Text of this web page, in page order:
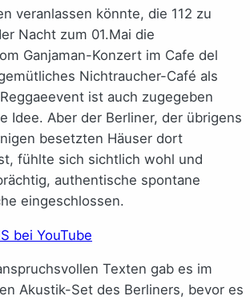
veranlassen könnte, die 112 zu
Nacht zum 01.Mai die
Ganjaman-Konzert im Cafe del
Nichtraucher-Café als
ist auch zugegeben
Idee. Aber der Berliner, der übrigens
besetzten Häuser dort
fühlte sich sichtlich wohl und
authentische spontane
eingeschlossen.
bei YouTube
Texten gab es im
Akustik-Set des Berliners, bevor es